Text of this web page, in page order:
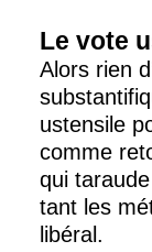
Le vote
Alors rien
ustensile
comme
qui
tant les
libéral.